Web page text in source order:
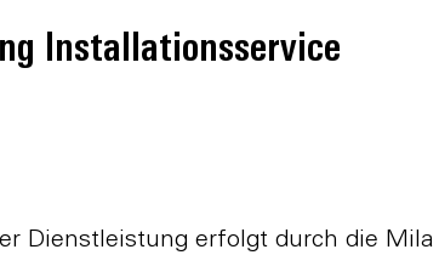
Installationsservice
Dienstleistung erfolgt durch die